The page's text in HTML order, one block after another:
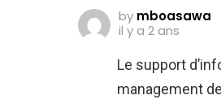
by mboasawa
il y a 2 ans
Le support
management